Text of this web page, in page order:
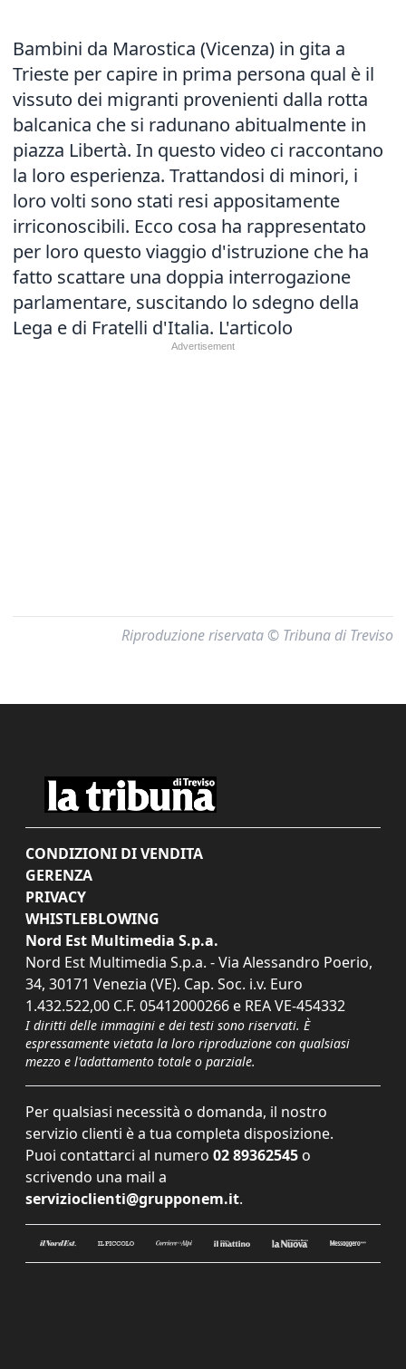
Bambini da Marostica (Vicenza) in gita a
Trieste per capire in prima persona qual è il
vissuto dei migranti provenienti dalla rotta
balcanica che si radunano abitualmente in
piazza Libertà. In questo video ci raccontano
la loro esperienza. Trattandosi di minori, i
loro volti sono stati resi appositamente
irriconoscibili. Ecco cosa ha rappresentato
per loro questo viaggio d'istruzione che ha
fatto scattare una doppia interrogazione
parlamentare, suscitando lo sdegno della
Lega e di Fratelli d'Italia. L'articolo
Riproduzione riservata © Tribuna di Treviso
CONDIZIONI DI VENDITA
GERENZA
PRIVACY
WHISTLEBLOWING
Nord Est Multimedia S.p.a.
Nord Est Multimedia S.p.a. - Via Alessandro Poerio,
34, 30171 Venezia (VE). Cap. Soc. i.v. Euro
1.432.522,00 C.F. 05412000266 e REA VE-454332
I diritti delle immagini e dei testi sono riservati. È
espressamente vietata la loro riproduzione con qualsiasi
mezzo e l'adattamento totale o parziale.
Per qualsiasi necessità o domanda, il nostro
servizio clienti è a tua completa disposizione.
Puoi contattarci al numero 02 89362545 o
scrivendo una mail a
servizioclienti@grupponem.it.